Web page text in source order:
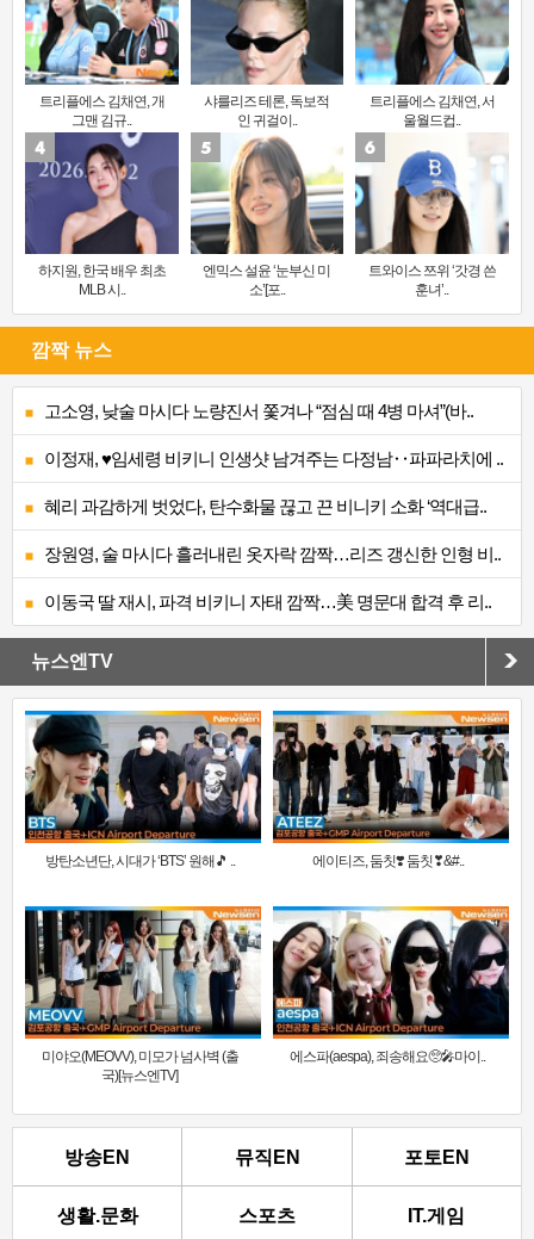
트리플에스 김채연, 개
그맨 김규..
샤를리즈 테론, 독보적
인 귀걸이..
트리플에스 김채연, 서
울월드컵..
하지원, 한국 배우 최초
MLB 시..
엔믹스 설윤 ‘눈부신 미
소’[포..
트와이스 쯔위 ‘갓경 쓴
훈녀’..
깜짝 뉴스
고소영, 낮술 마시다 노량진서 쫓겨나 “점심 때 4병 마셔”(바..
이정재, ♥임세령 비키니 인생샷 남겨주는 다정남‥파파라치에 ..
혜리 과감하게 벗었다, 탄수화물 끊고 끈 비니키 소화 ‘역대급..
장원영, 술 마시다 흘러내린 옷자락 깜짝…리즈 갱신한 인형 비..
이동국 딸 재시, 파격 비키니 자태 깜짝…美 명문대 합격 후 리..
뉴스엔TV
방탄소년단, 시대가 ‘BTS’ 원해🎵 .. 에이티즈, 둠칫❣️ 둠칫❣&#..
미야오(MEOVV), 미모가 넘사벽 (출
국)[뉴스엔TV]
에스파(aespa), 죄송해요🥺🎤마이..
방송EN 뮤직EN 포토EN
생활.문화 스포츠 IT.게임